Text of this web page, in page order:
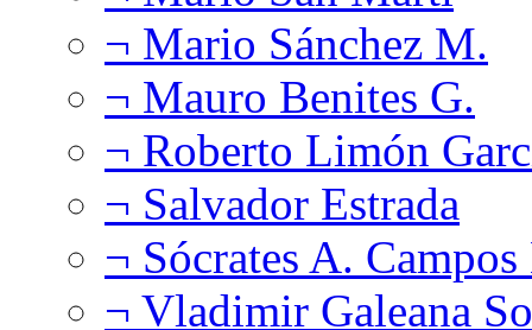
¬ Mario Sánchez M.
¬ Mauro Benites G.
¬ Roberto Limón
¬ Salvador Estrada
¬ Sócrates A.
¬ Vladimir Galeana